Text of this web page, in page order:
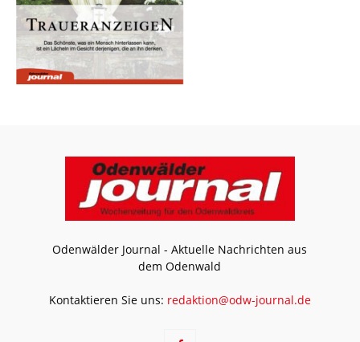
Odenwälder Journal - Aktuelle Nachrichten aus
dem Odenwald
Kontaktieren Sie uns: redaktion@odw-journal.de